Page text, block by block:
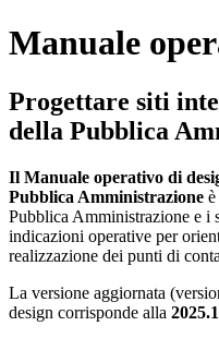
Manuale
Progettare siti
della Pubblica
Il Manuale operativo di
Pubblica Amministrazione
Pubblica Amministrazione e i
indicazioni operative per
realizzazione dei punti di
La versione aggiornata
design corrisponde alla 2025.1